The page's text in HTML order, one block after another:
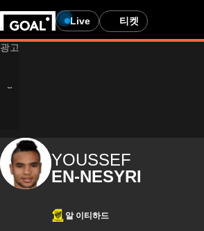
Live 티켓
YOUSSEF
EN-NESYRI
알 이티하드